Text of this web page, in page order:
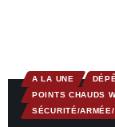
A LA UNE
POINTS CHAUDS
SÉCURITÉ/